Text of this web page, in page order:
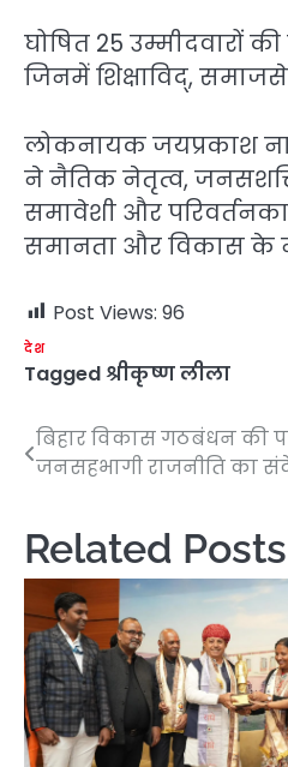
घोषित 25 उम्मीदवारों
जिनमें शिक्षाविद्,
लोकनायक जयप्रकाश
ने नैतिक नेतृत्व,
समावेशी और
समानता और विकास के
Post Views: 96
देश
Taggedश्रीकृष्ण लीला
Post
navigation
बिहार विकास गठबंधन की
जनसहभागी राजनीति का
Related Posts